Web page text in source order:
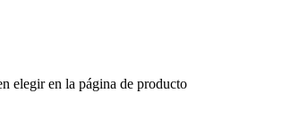
elegir en la página de producto